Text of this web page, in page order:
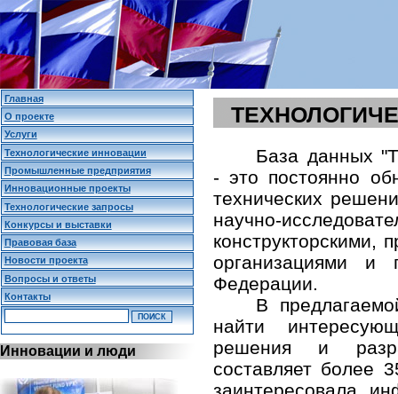
База данных
- это постоянно
технических
научно-
организациями и
Федерации.
В
найти
решения и
составляет более
Главная
О проекте
Услуги
Технологические инновации
Промышленные предприятия
Инновационные проекты
Технологические запросы
Конкурсы и выставки
Правовая база
Новости проекта
Вопросы и ответы
Контакты
Инновации и люди